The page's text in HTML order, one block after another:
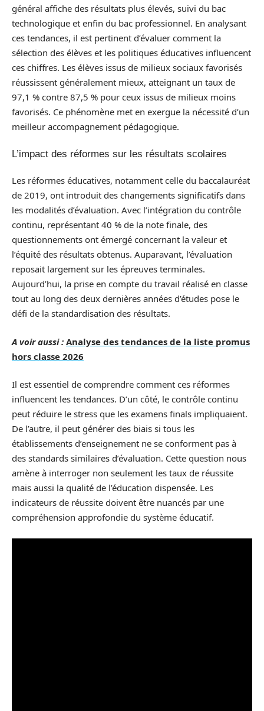
général affiche des résultats plus élevés, suivi du bac
technologique et enfin du bac professionnel. En analysant
ces tendances, il est pertinent d’évaluer comment la
sélection des élèves et les politiques éducatives influencent
ces chiffres. Les élèves issus de milieux sociaux favorisés
réussissent généralement mieux, atteignant un taux de
97,1 % contre 87,5 % pour ceux issus de milieux moins
favorisés. Ce phénomène met en exergue la nécessité d’un
meilleur accompagnement pédagogique.
L’impact des réformes sur les résultats scolaires
Les réformes éducatives, notamment celle du baccalauréat
de 2019, ont introduit des changements significatifs dans
les modalités d’évaluation. Avec l’intégration du contrôle
continu, représentant 40 % de la note finale, des
questionnements ont émergé concernant la valeur et
l’équité des résultats obtenus. Auparavant, l’évaluation
reposait largement sur les épreuves terminales.
Aujourd’hui, la prise en compte du travail réalisé en classe
tout au long des deux dernières années d’études pose le
défi de la standardisation des résultats.
A voir aussi : Analyse des tendances de la liste promus
hors classe 2026
Il est essentiel de comprendre comment ces réformes
influencent les tendances. D’un côté, le contrôle continu
peut réduire le stress que les examens finals impliquaient.
De l’autre, il peut générer des biais si tous les
établissements d’enseignement ne se conforment pas à
des standards similaires d’évaluation. Cette question nous
amène à interroger non seulement les taux de réussite
mais aussi la qualité de l’éducation dispensée. Les
indicateurs de réussite doivent être nuancés par une
compréhension approfondie du système éducatif.